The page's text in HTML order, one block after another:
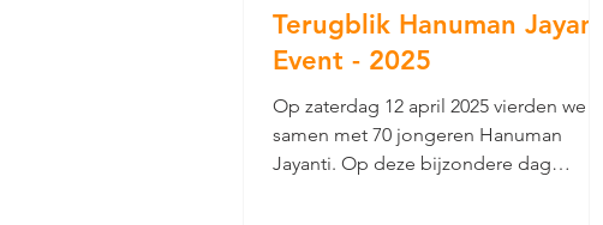
Terugblik Hanuman Jayanti
Event - 2025
Op zaterdag 12 april 2025 vierden we
samen met 70 jongeren Hanuman
Jayanti. Op deze bijzondere dag